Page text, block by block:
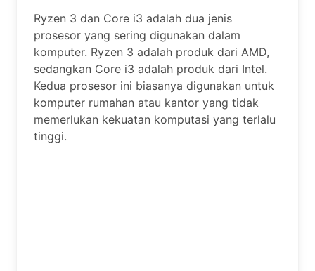
Ryzen 3 dan Core i3 adalah dua jenis
prosesor yang sering digunakan dalam
komputer. Ryzen 3 adalah produk dari AMD,
sedangkan Core i3 adalah produk dari Intel.
Kedua prosesor ini biasanya digunakan untuk
komputer rumahan atau kantor yang tidak
memerlukan kekuatan komputasi yang terlalu
tinggi.